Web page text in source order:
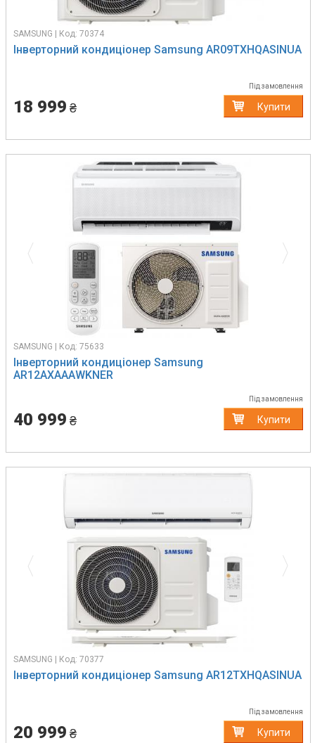
SAMSUNG | Код: 70374
Інверторний кондиціонер Samsung AR09TXHQASINUA
Під замовлення
18 999 ₴ Купити
SAMSUNG | Код: 75633
Інверторний кондиціонер Samsung
AR12AXAAAWKNER
Під замовлення
40 999 ₴ Купити
Previous
SAMSUNG | Код: 70377
Інверторний кондиціонер Samsung AR12TXHQASINUA
Під замовлення
20 999 ₴ Купити